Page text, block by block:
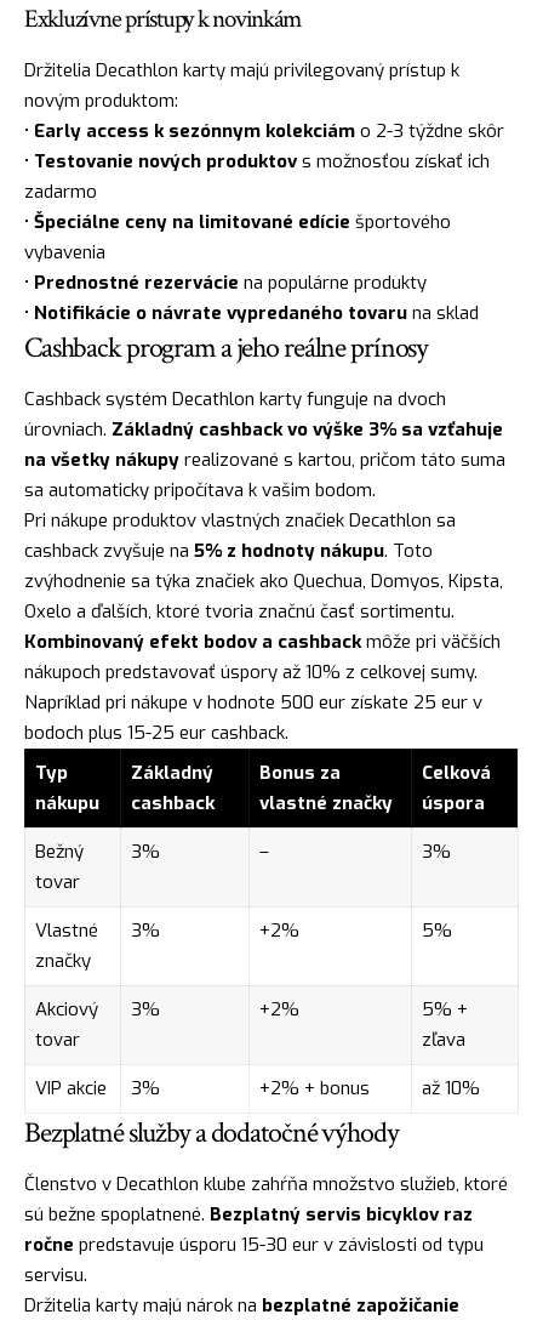
Exkluzívne prístupy k novinkám
Držitelia Decathlon karty majú privilegovaný prístup k
novým produktom:
• Early access k sezónnym kolekciám o 2-3 týždne skôr
• Testovanie nových produktovs možnosťou získať ich
zadarmo
• Špeciálne ceny na limitované edície športového
vybavenia
• Prednostné rezervácie na populárne produkty
• Notifikácie o návrate vypredaného tovaru na sklad
Cashback program a jeho reálne prínosy
Cashback systém Decathlon karty funguje na dvoch
úrovniach. Základný cashback vo výške 3% sa vzťahuje
na všetky nákupy realizované s kartou, pričom táto suma
sa automaticky pripočítava k vašim bodom.
Pri nákupe produktov vlastných značiek Decathlon sa
cashback zvyšuje na 5% z hodnoty nákupu. Toto
zvýhodnenie sa týka značiek ako Quechua, Domyos, Kipsta,
Oxelo a ďalších, ktoré tvoria značnú časť sortimentu.
Kombinovaný efekt bodov a cashbackmôže pri väčších
nákupoch predstavovať úspory až 10% z celkovej sumy.
Napríklad pri nákupe v hodnote 500 eur získate 25 eur v
bodoch plus 15-25 eur cashback.
Typ
nákupu
Základný
cashback
Bonus za
vlastné značky
Celková
úspora
Bežný
tovar
3% – 3%
Vlastné
značky
3% +2% 5%
Akciový
tovar
3% +2%
5% +
zľava
VIP akcie
3% +2% + bonus až 10%
Bezplatné služby a dodatočné výhody
Členstvo v Decathlon klube zahŕňa množstvo služieb, ktoré
sú bežne spoplatnené. Bezplatný servis bicyklov raz
ročne predstavuje úsporu 15-30 eur v závislosti od typu
servisu.
Držitelia karty majú nárok na bezplatné zapožičanie